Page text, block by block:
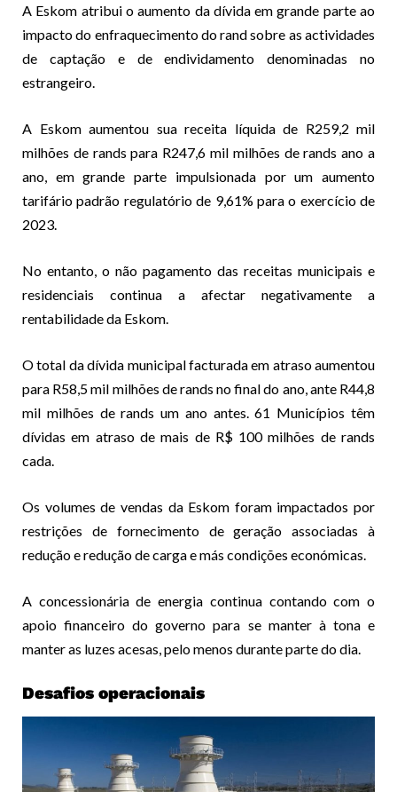
A Eskom atribui o aumento da dívida em grande parte ao
impacto do enfraquecimento do rand sobre as actividades
de captação e de endividamento denominadas no
estrangeiro.
A Eskom aumentou sua receita líquida de R259,2 mil
milhões de rands para R247,6 mil milhões de rands ano a
ano, em grande parte impulsionada por um aumento
tarifário padrão regulatório de 9,61% para o exercício de
2023.
No entanto, o não pagamento das receitas municipais e
residenciais continua a afectar negativamente a
rentabilidade da Eskom.
O total da dívida municipal facturada em atraso aumentou
para R58,5 mil milhões de rands no final do ano, ante R44,8
mil milhões de rands um ano antes. 61 Municípios têm
dívidas em atraso de mais de R$ 100 milhões de rands
cada.
Os volumes de vendas da Eskom foram impactados por
restrições de fornecimento de geração associadas à
redução e redução de carga e más condições económicas.
A concessionária de energia continua contando com o
apoio financeiro do governo para se manter à tona e
manter as luzes acesas, pelo menos durante parte do dia.
Desafios operacionais